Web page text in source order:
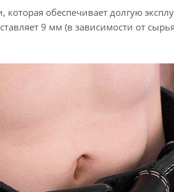
обеспечивает долгую
9 мм (в зависимости от